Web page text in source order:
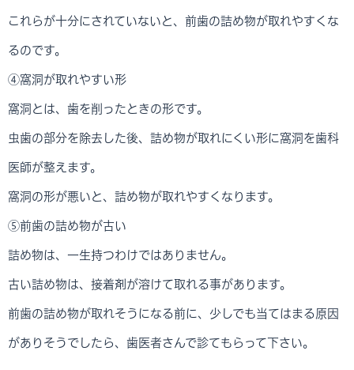
これらが十分にされていないと、前歯の詰め物が取れやすくな
るのです。
④窩洞が取れやすい形
窩洞とは、歯を削ったときの形です。
虫歯の部分を除去した後、詰め物が取れにくい形に窩洞を歯科
医師が整えます。
窩洞の形が悪いと、詰め物が取れやすくなります。
⑤前歯の詰め物が古い
詰め物は、一生持つわけではありません。
古い詰め物は、接着剤が溶けて取れる事があります。
前歯の詰め物が取れそうになる前に、少しでも当てはまる原因
がありそうでしたら、歯医者さんで診てもらって下さい。